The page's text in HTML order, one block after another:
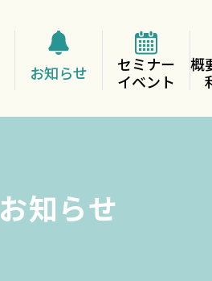
お知らせ
セミナー
イベント
概
お知らせ